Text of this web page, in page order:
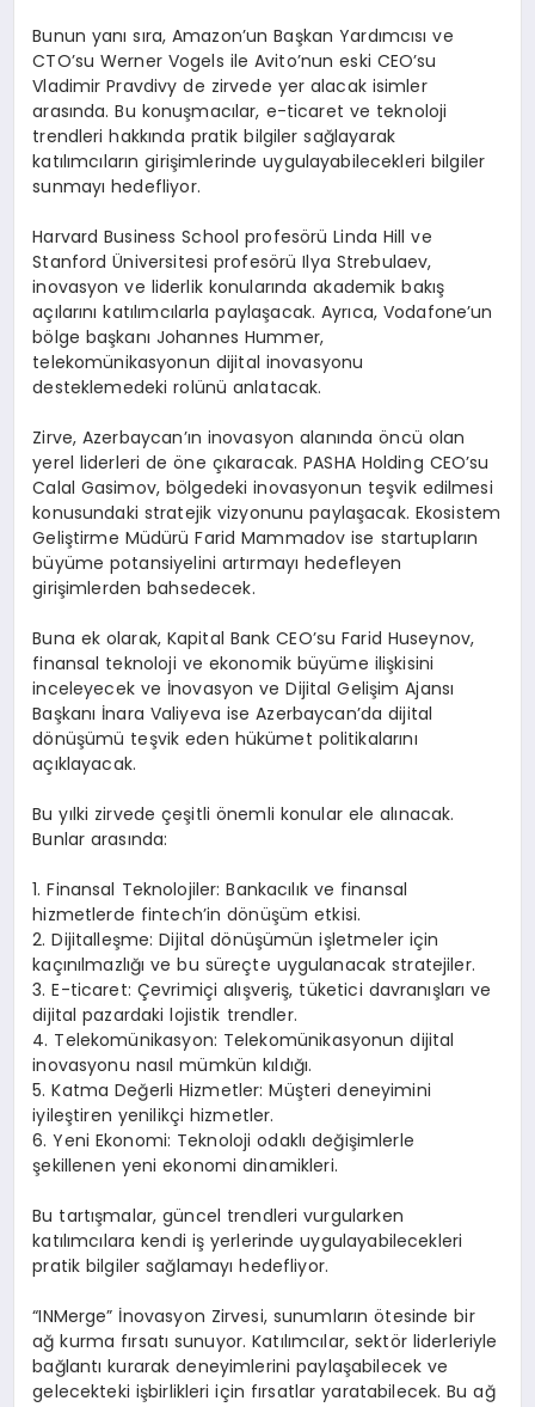
Bunun yanı sıra, Amazon’un Başkan Yardımcısı ve
CTO’su Werner Vogels ile Avito’nun eski CEO’su
Vladimir Pravdivy de zirvede yer alacak isimler
arasında. Bu konuşmacılar, e-ticaret ve teknoloji
trendleri hakkında pratik bilgiler sağlayarak
katılımcıların girişimlerinde uygulayabilecekleri bilgiler
sunmayı hedefliyor.
Harvard Business School profesörü Linda Hill ve
Stanford Üniversitesi profesörü Ilya Strebulaev,
inovasyon ve liderlik konularında akademik bakış
açılarını katılımcılarla paylaşacak. Ayrıca, Vodafone’un
bölge başkanı Johannes Hummer,
telekomünikasyonun dijital inovasyonu
desteklemedeki rolünü anlatacak.
Zirve, Azerbaycan’ın inovasyon alanında öncü olan
yerel liderleri de öne çıkaracak. PASHA Holding CEO’su
Calal Gasimov, bölgedeki inovasyonun teşvik edilmesi
konusundaki stratejik vizyonunu paylaşacak. Ekosistem
Geliştirme Müdürü Farid Mammadov ise startupların
büyüme potansiyelini artırmayı hedefleyen
girişimlerden bahsedecek.
Buna ek olarak, Kapital Bank CEO’su Farid Huseynov,
finansal teknoloji ve ekonomik büyüme ilişkisini
inceleyecek ve İnovasyon ve Dijital Gelişim Ajansı
Başkanı İnara Valiyeva ise Azerbaycan’da dijital
dönüşümü teşvik eden hükümet politikalarını
açıklayacak.
Bu yılki zirvede çeşitli önemli konular ele alınacak.
Bunlar arasında:
1. Finansal Teknolojiler: Bankacılık ve finansal
hizmetlerde fintech’in dönüşüm etkisi.
2. Dijitalleşme: Dijital dönüşümün işletmeler için
kaçınılmazlığı ve bu süreçte uygulanacak stratejiler.
3. E-ticaret: Çevrimiçi alışveriş, tüketici davranışları ve
dijital pazardaki lojistik trendler.
4. Telekomünikasyon: Telekomünikasyonun dijital
inovasyonu nasıl mümkün kıldığı.
5. Katma Değerli Hizmetler: Müşteri deneyimini
iyileştiren yenilikçi hizmetler.
6. Yeni Ekonomi: Teknoloji odaklı değişimlerle
şekillenen yeni ekonomi dinamikleri.
Bu tartışmalar, güncel trendleri vurgularken
katılımcılara kendi iş yerlerinde uygulayabilecekleri
pratik bilgiler sağlamayı hedefliyor.
“INMerge” İnovasyon Zirvesi, sunumların ötesinde bir
ağ kurma fırsatı sunuyor. Katılımcılar, sektör liderleriyle
bağlantı kurarak deneyimlerini paylaşabilecek ve
gelecekteki işbirlikleri için fırsatlar yaratabilecek. Bu ağ